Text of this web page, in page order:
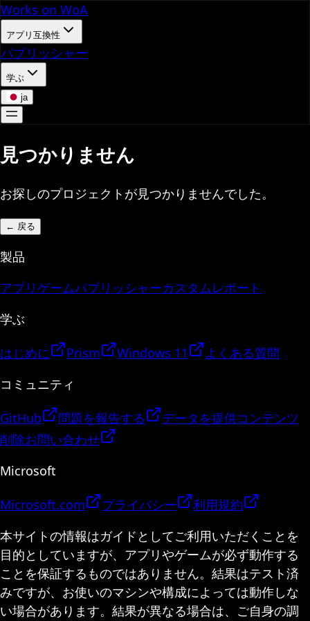
Works on WoA
アプリ互換性
パブリッシャー
学ぶ
ja
見つかりません
お探しのプロジェクトが見つかりませんでした。
← 戻る
製品
アプリゲームパブリッシャーカスタムレポート
学ぶ
はじめに Prism Windows 11
よくある質問
コミュニティ
GitHub 問題を報告する データを提供コンテンツ
削除お問い合わせ
Microsoft
Microsoft.com プライバシー
利用規約
本サイトの情報はガイドとしてご利用いただくことを
目的としていますが、アプリやゲームが必ず動作する
ことを保証するものではありません。結果はテスト済
みですが、お使いのマシンや構成によっては動作しな
い場合があります。結果が異なる場合は、ご自身の調